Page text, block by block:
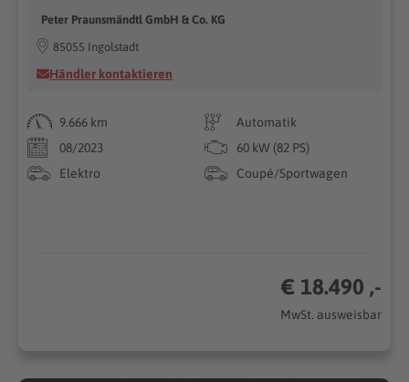
Peter Praunsmändtl GmbH & Co. KG
85055 Ingolstadt
Händler kontaktieren
9.666 km
Automatik
08/2023
60 kW (82 PS)
Elektro
Coupé/Sportwagen
€ 18.490 ,-
MwSt. ausweisbar